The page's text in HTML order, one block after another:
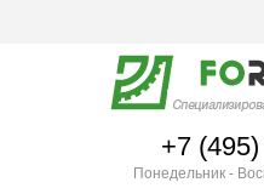
+7
Понедельник -